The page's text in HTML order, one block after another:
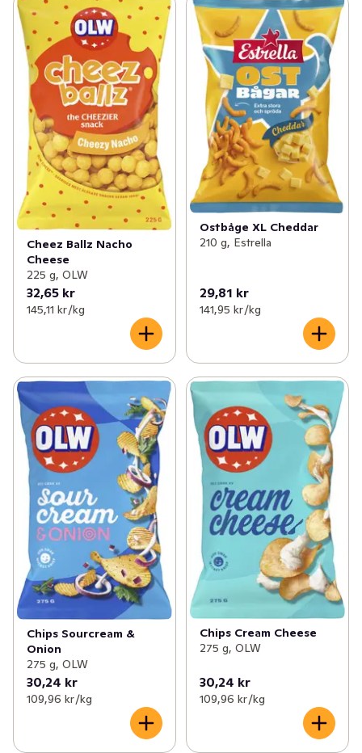
Cheez Ballz Nacho
Cheese
225 g, OLW
32,65 kr
145,11 kr /kg
Ostbåge XL Cheddar
210 g, Estrella
29,81 kr
141,95 kr /kg
Chips Sourcream &
Onion
275 g, OLW
30,24 kr
109,96 kr /kg
Chips Cream Cheese
275 g, OLW
30,24 kr
109,96 kr /kg